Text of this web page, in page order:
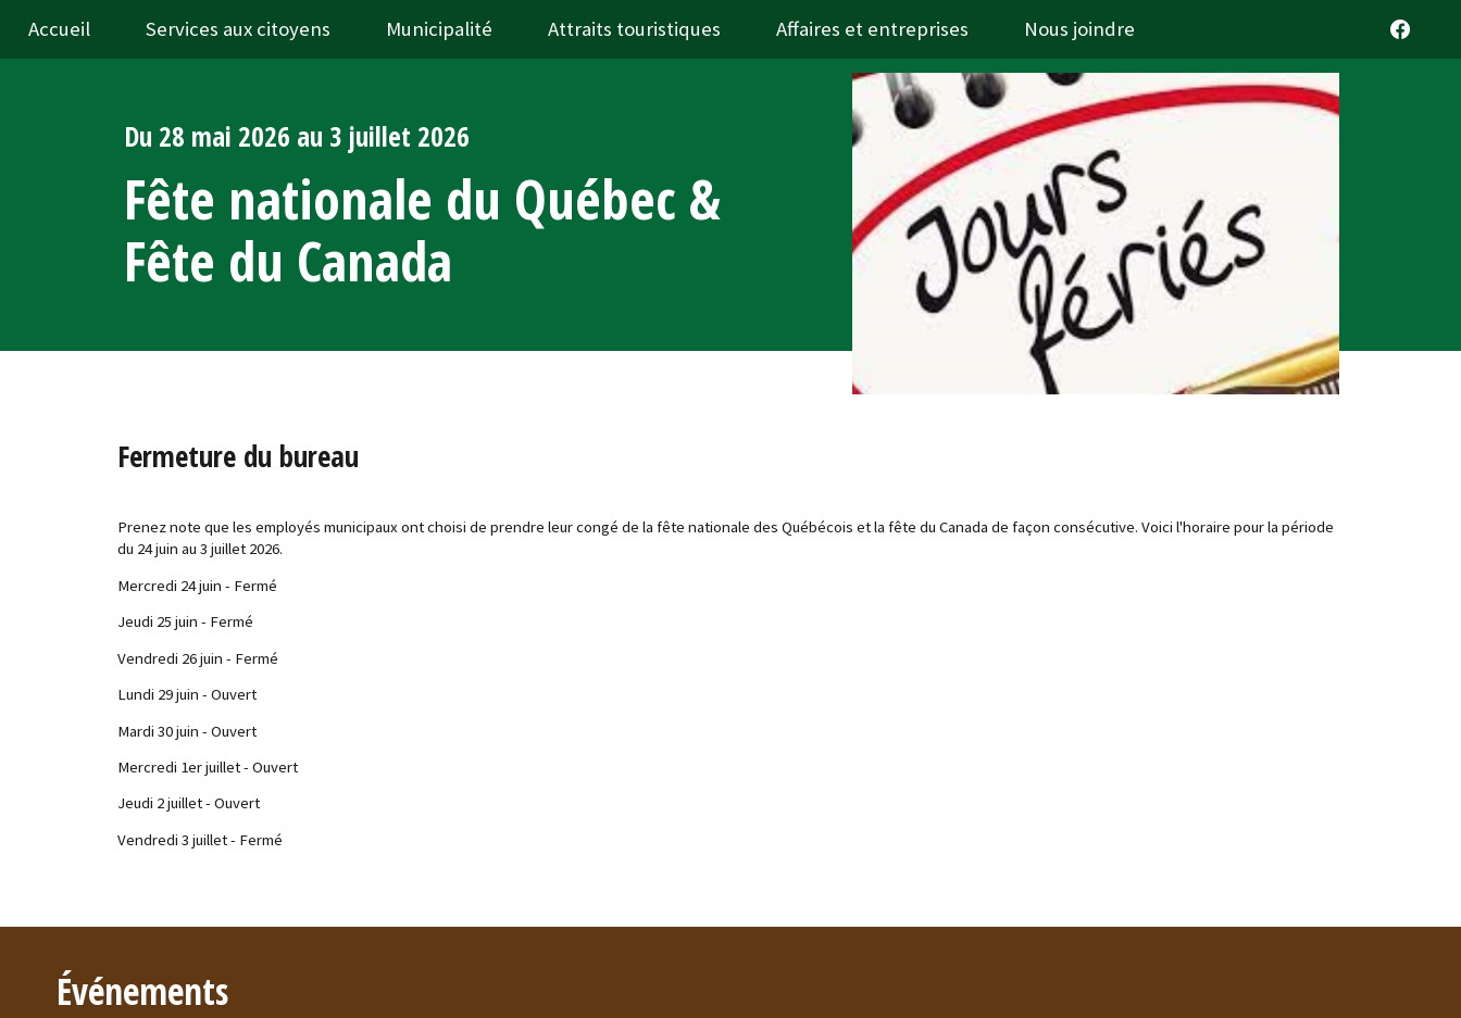
Accueil Services aux citoyens Municipalité Attraits touristiques Affaires et entreprises Nous joindre
Du 28 mai 2026 au 3 juillet 2026
Fête nationale du Québec &
Fête du Canada
Fermeture du bureau
Prenez note que les employés municipaux ont choisi de prendre leur congé de la fête nationale des Québécois et la fête du Canada de façon consécutive. Voici l'horaire pour la période
du 24 juin au 3 juillet 2026.
Mercredi 24 juin - Fermé
Jeudi 25 juin - Fermé
Vendredi 26 juin - Fermé
Lundi 29 juin - Ouvert
Mardi 30 juin - Ouvert
Mercredi 1er juillet - Ouvert
Jeudi 2 juillet - Ouvert
Vendredi 3 juillet - Fermé
Événements